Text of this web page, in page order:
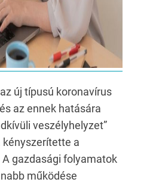
új típusú koronavírus
az ennek hatására
veszélyhelyzet”
kényszerítette a
gazdasági folyamatok
működése